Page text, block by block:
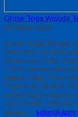
Grosir Toga Wisuda
29 Maret 2026
Grosir Toga Wisuda
ekonomis dan
WhatsApp: 0812-
: https://
Bekasi, https://
Terpercaya Bekasi
terbaik bagi instansi
biaya minim. Wisuda
datang…